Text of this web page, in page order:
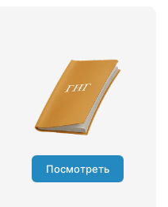
Посмотреть